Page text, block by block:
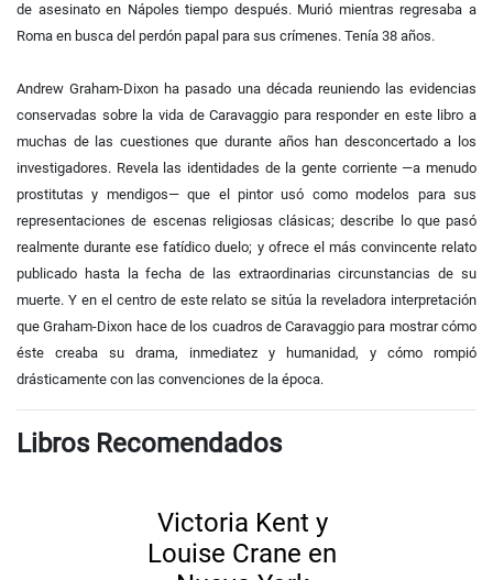
de asesinato en Nápoles tiempo después. Murió mientras regresaba a
Roma en busca del perdón papal para sus crímenes. Tenía 38 años.
Andrew Graham-Dixon ha pasado una década reuniendo las evidencias
conservadas sobre la vida de Caravaggio para responder en este libro a
muchas de las cuestiones que durante años han desconcertado a los
investigadores. Revela las identidades de la gente corriente —a menudo
prostitutas y mendigos— que el pintor usó como modelos para sus
representaciones de escenas religiosas clásicas; describe lo que pasó
realmente durante ese fatídico duelo; y ofrece el más convincente relato
publicado hasta la fecha de las extraordinarias circunstancias de su
muerte. Y en el centro de este relato se sitúa la reveladora interpretación
que Graham-Dixon hace de los cuadros de Caravaggio para mostrar cómo
éste creaba su drama, inmediatez y humanidad, y cómo rompió
drásticamente con las convenciones de la época.
Libros Recomendados
Victoria Kent y
Louise Crane en